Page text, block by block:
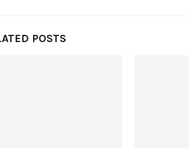
POSTS